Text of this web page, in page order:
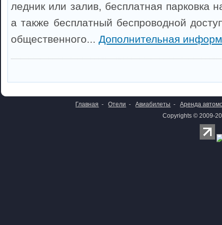
ледник или залив, бесплатная парковка
а также бесплатный беспроводной
общественного... Дополнительная
Главная - Отели - Авиабилеты -
Аренда
Copyrights © 2009-